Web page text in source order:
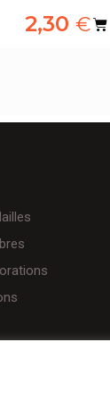
2,30 €
de confidentialité